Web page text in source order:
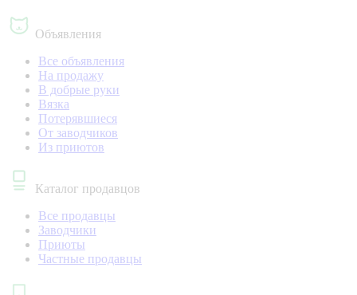
Объявления
Все объявления
На продажу
В добрые руки
Вязка
Потерявшиеся
От заводчиков
Из приютов
Каталог продавцов
Все продавцы
Заводчики
Приюты
Частные продавцы